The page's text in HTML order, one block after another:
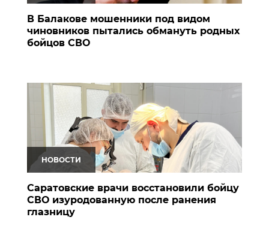
В Балакове мошенники под видом
чиновников пытались обмануть родных
бойцов СВО
НОВОСТИ
Саратовские врачи восстановили бойцу
СВО изуродованную после ранения
глазницу